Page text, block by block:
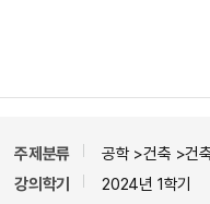
주제분류
공학 >건축 >건
강의학기
2024년 1학기